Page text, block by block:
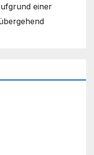
einer